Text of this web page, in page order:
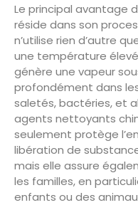
Le principal avantage
réside dans son
n’utilise rien d’autre
une température
génère une vapeur
profondément dans
saletés, bactéries, et
agents nettoyants
seulement protège
libération de
mais elle assure
les familles, en
enfants ou des